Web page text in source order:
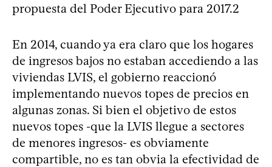
propuesta del Poder Ejecutivo para 2017.2
En 2014, cuando ya era claro que los hogares
de ingresos bajos no estaban accediendo a las
viviendas LVIS, el gobierno reaccionó
implementando nuevos topes de precios en
algunas zonas. Si bien el objetivo de estos
nuevos topes -que la LVIS llegue a sectores
de menores ingresos- es obviamente
compartible, no es tan obvia la efectividad de